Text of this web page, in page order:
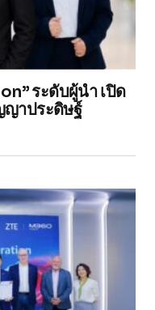
ระดับผู้นำ เปิด
าประดิษฐ์